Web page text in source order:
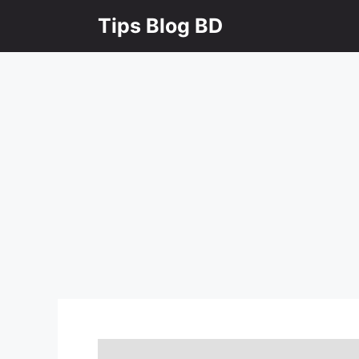
content
Tips Blog BD